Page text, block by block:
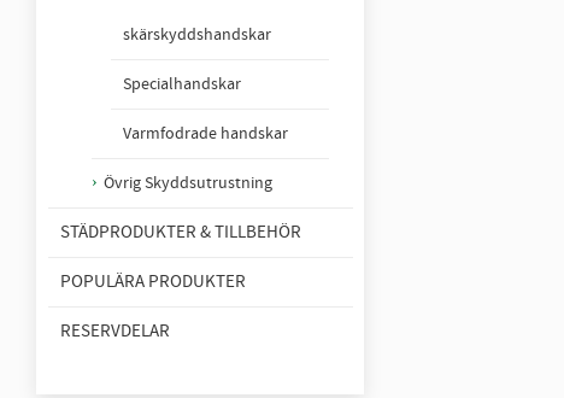
skärskyddshandskar
Specialhandskar
Varmfodrade handskar
Övrig Skyddsutrustning
STÄDPRODUKTER & TILLBEHÖR
POPULÄRA PRODUKTER
RESERVDELAR